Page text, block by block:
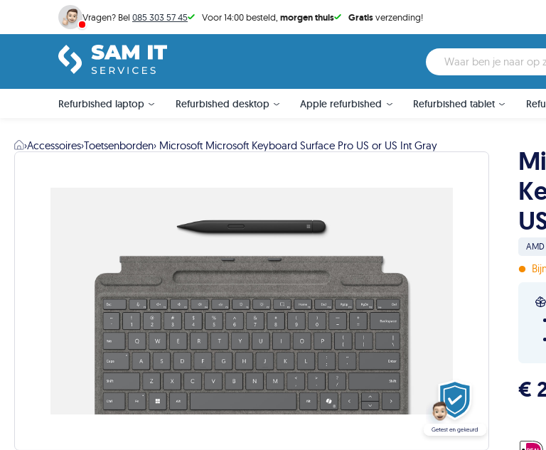
Vragen? Bel 085 303 57 45 Voor 14:00 besteld, morgen thuis Gratisverzending!
Refurbished laptop Refurbished desktop Apple refurbished Refurbished tablet
›Accessoires›Toetsenborden› Microsoft Microsoft Keyboard Surface Pro US or US Int Gray
•
€